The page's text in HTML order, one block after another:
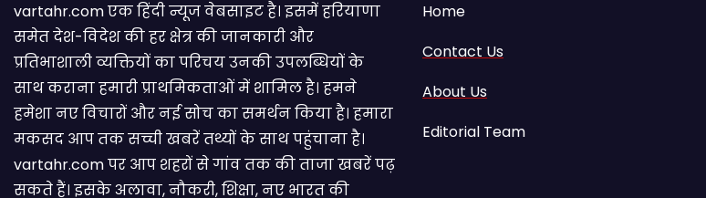
vartahr.com एक हिंदी न्यूज वेबसाइट है। इसमें हरियाणा
समेत देश-विदेश की हर क्षेत्र की जानकारी और
प्रतिभाशाली व्यक्तियों का परिचय उनकी उपलब्धियों के
साथ कराना हमारी प्राथमिकताओं में शामिल है। हमने
हमेशा नए विचारों और नई सोच का समर्थन किया है। हमारा
मकसद आप तक सच्ची खबरें तथ्यों के साथ पहुंचाना है।
vartahr.com पर आप शहरों से गांव तक की ताजा खबरें पढ़
सकते हैं। इसके अलावा, नौकरी, शिक्षा, नए भारत की
Home
Contact Us
About Us
Editorial Team